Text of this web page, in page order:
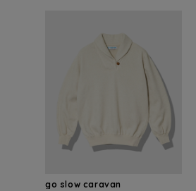
go slow caravan